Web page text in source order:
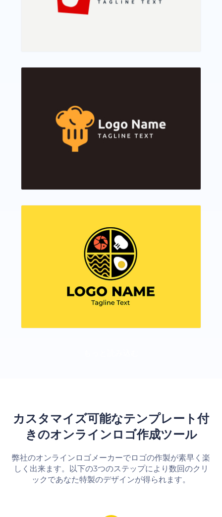
カスタマイズ可能なテンプレート付
きのオンラインロゴ作成ツール
弊社のオンラインロゴメーカーでロゴの作製が素早く楽
しく出来ます。以下の3つのステップにより数回のクリ
ックであなた特製のデザインが得られます。